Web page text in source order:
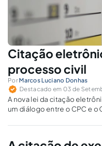
Citação
processo civil
Por Marcos Luciano Donhas
Destacado em 03 de
A nova lei da citação
um diálogo entre o CPC e o